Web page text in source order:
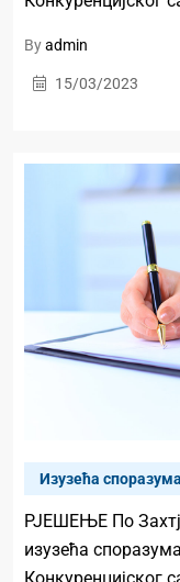
Byadmin
15/03/2023
Изузећа споразума
РЈЕШЕЊЕ По
изузећа